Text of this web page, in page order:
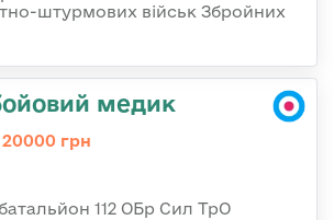
штурмових військ Збройних
медик
грн
112 ОБр Сил ТрО